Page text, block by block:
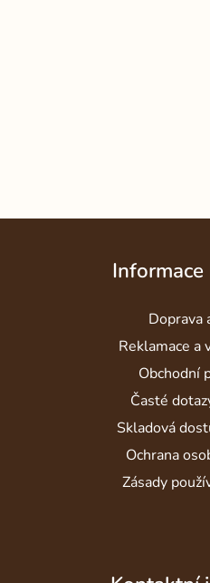
Doprava
Reklamace a
Obchodní
Časté
Skladová
Ochrana
Zásady